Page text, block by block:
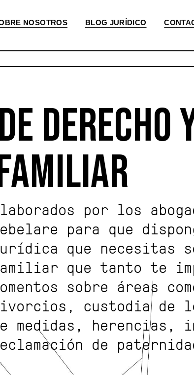
NOSOTROS BLOG JURÍDICO
DERECHO
por los
para que
que necesitas
que tanto te
sobre áreas
custodia de
medidas, herencias,
de